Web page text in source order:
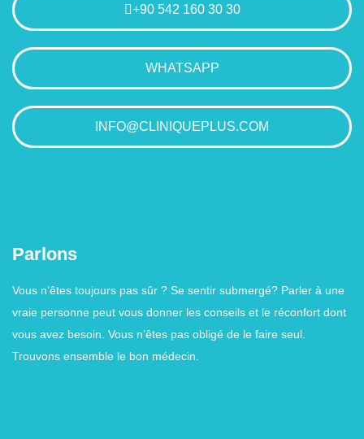
Parlons
Vous n’êtes toujours pas sûr ? Se sentir submergé? Parler à une
vraie personne peut vous donner les conseils et le réconfort dont
vous avez besoin. Vous n’êtes pas obligé de le faire seul.
Trouvons ensemble le bon médecin.
+90 542 160 30 30
WHATSAPP
INFO@CLINIQUEPLUS.COM